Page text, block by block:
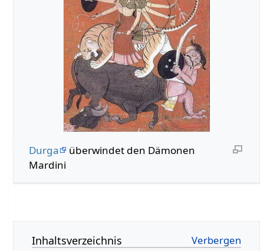
Durga
überwindet den Dämonen
Mardini
Inhaltsverzeichnis